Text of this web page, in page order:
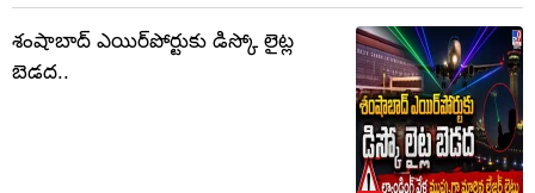
శంషాబాద్ ఎయిర్‌పోర్టుకు డిస్కో లైట్ల
బెడద..